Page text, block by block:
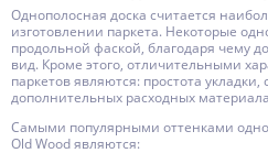
Однополосная доска считается
изготовлении паркета. Некоторые
продольной фаской, благодаря чему
вид. Кроме этого, отличительными
паркетов являются: простота
дополнительных расходных
Самыми популярными оттенками
Old Wood являются: